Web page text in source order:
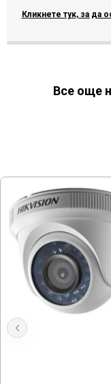
Кликнете тук, за да
Все още
Камера Hikvision DS-
IRPF